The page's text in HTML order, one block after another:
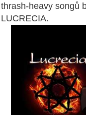
thrash-heavy songů
LUCRECIA.